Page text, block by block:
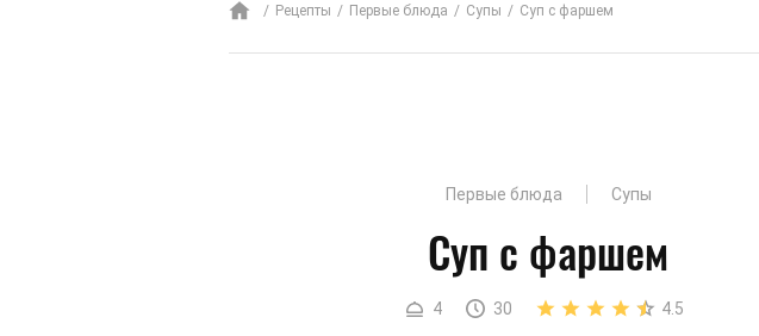
Рецепты Первые блюда Супы Суп с фаршем
Первые блюда Супы
Суп с фаршем
4 30 4.5